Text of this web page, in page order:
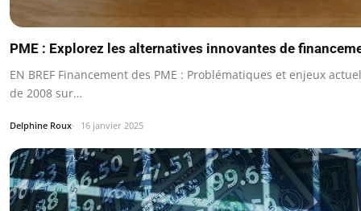
PME : Explorez les alternatives innovantes de
EN BREF Financement des PME : Problématiques et enjeux
de 2008 sur…
Delphine Roux 16 janvier 2025